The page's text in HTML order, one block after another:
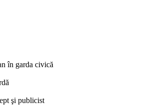
în garda civică
şi publicist